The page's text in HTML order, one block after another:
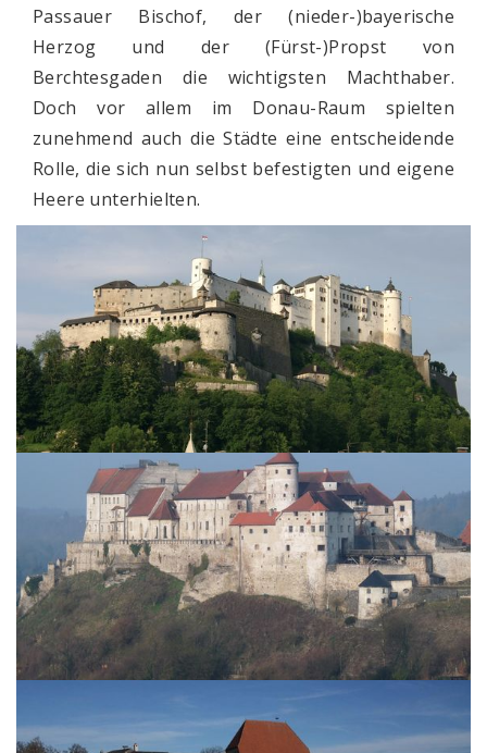
Passauer Bischof, der (nieder-)bayerische
Herzog und der (Fürst-)Propst von
Berchtesgaden die wichtigsten Machthaber.
Doch vor allem im Donau-Raum spielten
zunehmend auch die Städte eine entscheidende
Rolle, die sich nun selbst befestigten und eigene
Heere unterhielten.